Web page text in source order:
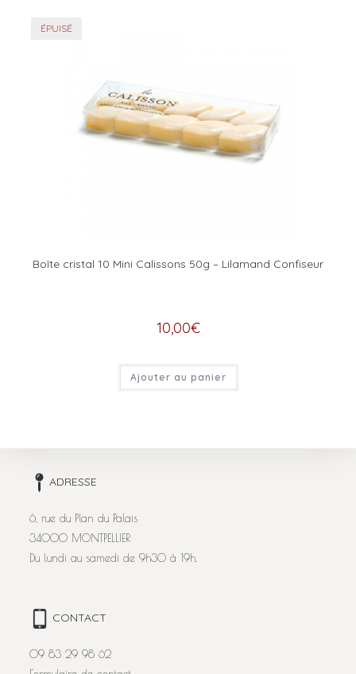
ÉPUISÉ
Boîte cristal 10 Mini Calissons 50g – Lilamand Confiseur
10,00€
Ajouter au panier
ADRESSE
6, rue du Plan du Palais
34000 MONTPELLIER
Du lundi au samedi de 9h30 à 19h.
CONTACT
09 83 29 98 62